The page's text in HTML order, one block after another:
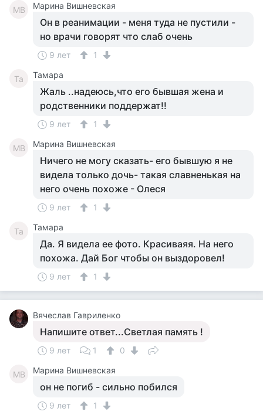
МВ Марина Вишневская
Он в реанимации - меня туда не пустили -
но врачи говорят что слаб очень
9 лет 1
Та Тамара
Жаль ..надеюсь,что его бывшая жена и
родственники поддержат!!
9 лет 1
МВ Марина Вишневская
Ничего не могу сказать- его бывшую я не
видела только дочь- такая славненькая на
него очень похоже - Олеся
9 лет 1
Та Тамара
Да. Я видела ее фото. Красиваяя. На него
похожа. Дай Бог чтобы он выздоровел!
9 лет 1
Вячеслав Гавриленко
Напишите ответ...Светлая память !
9 лет 1 0
МВ Марина Вишневская
он не погиб - сильно побился
9 лет 1